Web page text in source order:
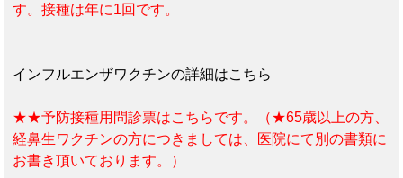
す。接種は年に1回です。
インフルエンザワクチンの詳細はこちら
★★予防接種用問診票はこちらです。（★65歳以上の方、
経鼻生ワクチンの方につきましては、医院にて別の書類に
お書き頂いております。）